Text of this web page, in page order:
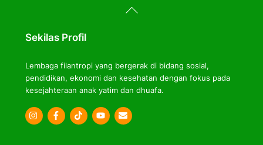
Back
To
Sekilas Profil
Lembaga filantropi yang bergerak di bidang sosial,
pendidikan, ekonomi dan kesehatan dengan fokus pada
kesejahteraan anak yatim dan dhuafa.
Icon
Icon
Icon